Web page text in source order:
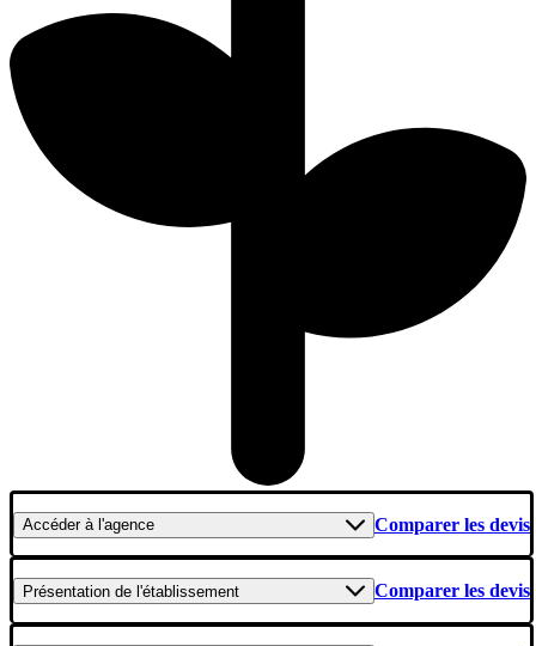
Accéderà l'agence Comparer les devis
Présentation de l'établissement Comparer les devis